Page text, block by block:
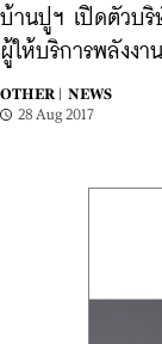
บ้านปูฯ เปิดตัวบ
ผู้ให้บริการพลังง
OTHER |
NEWS
28 Aug 2017